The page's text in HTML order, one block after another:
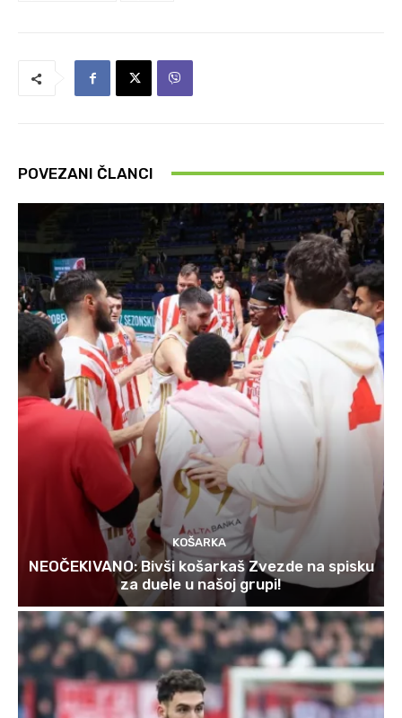
POVEZANI ČLANCI
KOŠARKA
NEOČEKIVANO: Bivši košarkaš Zvezde na spisku
za duele u našoj grupi!